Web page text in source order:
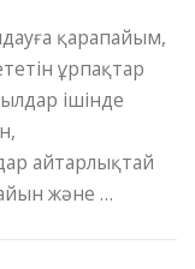
қарапайым,
ұрпақтар
ішінде
айтарлықтай
және …